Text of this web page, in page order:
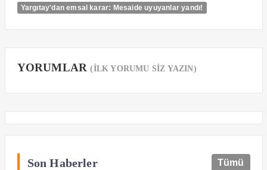
Yargıtay'dan emsal karar: Mesaide uyuyanlar yandı!
YORUMLAR(İLK YORUMU SİZ YAZIN)
Son Haberler Tümü